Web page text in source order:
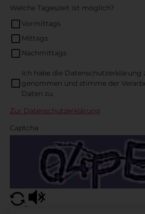
Welche Tageszeit ist möglich?
Vormittags
Mittags
Nachmittags
Ich habe die Datenschutzerklärung
genommen und stimme der
Daten zu.
Zur Datenschutzerklärung
Captcha